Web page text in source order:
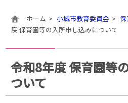
ホーム 小城市教育委員会 保
度 保育園等の入所申し込みについて
令和8年度 保育園等
ついて